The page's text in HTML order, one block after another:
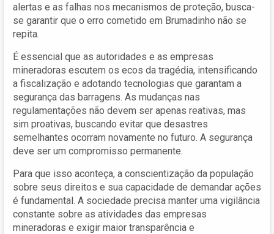
alertas e as falhas nos mecanismos de proteção, busca-
se garantir que o erro cometido em Brumadinho não se
repita.
É essencial que as autoridades e as empresas
mineradoras escutem os ecos da tragédia, intensificando
a fiscalização e adotando tecnologias que garantam a
segurança das barragens. As mudanças nas
regulamentações não devem ser apenas reativas, mas
sim proativas, buscando evitar que desastres
semelhantes ocorram novamente no futuro. A segurança
deve ser um compromisso permanente.
Para que isso aconteça, a conscientização da população
sobre seus direitos e sua capacidade de demandar ações
é fundamental. A sociedade precisa manter uma vigilância
constante sobre as atividades das empresas
mineradoras e exigir maior transparência e